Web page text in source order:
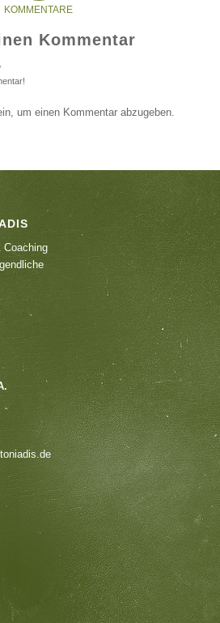
KOMMENTARE
Kommentar
um einen Kommentar abzugeben.